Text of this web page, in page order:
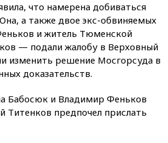
что намерена добиваться
а также двое экс-обвиняемых
и житель Тюменской
— подали жалобу в Верховный
изменить решение Мосгорсуда в
доказательств.
Бабосюк и Владимир Феньков
Титенков предпочел прислать